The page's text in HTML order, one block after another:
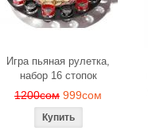
Игра пьяная рулетка,
набор 16 стопок
1200сом 999сом